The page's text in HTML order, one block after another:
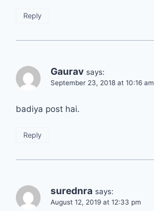
Reply
Gaurav says:
September 23, 2018 at 10:16 am
badiya post hai.
Reply
surednra says:
August 12, 2019 at 12:33 pm